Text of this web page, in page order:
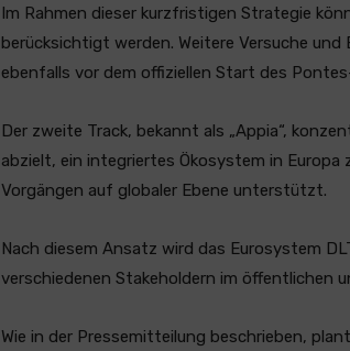
Im Rahmen dieser kurzfristigen Strategie
berücksichtigt werden. Weitere Versuche
ebenfalls vor dem offiziellen Start des
Der zweite Track, bekannt als „Appia“,
abzielt, ein integriertes Ökosystem in
Vorgängen auf globaler Ebene unterstützt.
Nach diesem Ansatz wird das Eurosystem
verschiedenen Stakeholdern im öffentlichen
Wie in der Pressemitteilung beschrieben,